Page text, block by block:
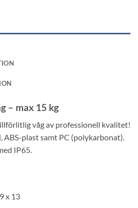
– max 15 kg
våg av professionell kvalitet!
plast samt PC (polykarbonat).
IP65.
x 13